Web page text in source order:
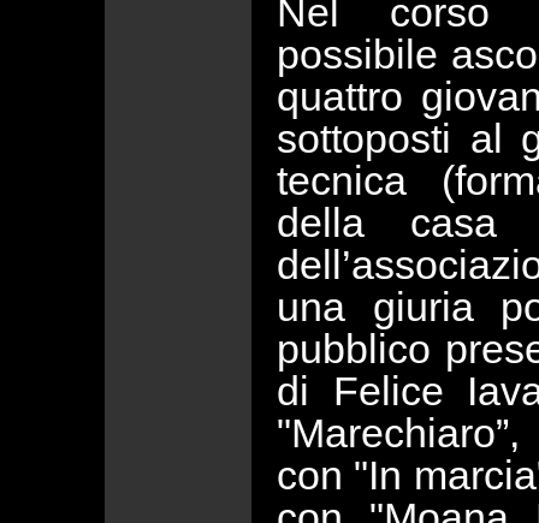
Nel corso
possibile
quattro
sottoposti al
tecnica
della casa
una giuria
pubblico
di Felice
con "In